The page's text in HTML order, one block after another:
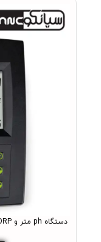
دستگاه ph متر و ORP رومیزی میلواکی Milwaukee MW150 MAX